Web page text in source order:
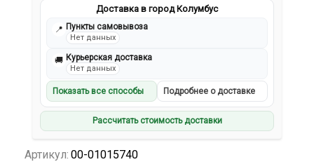
Доставка в город Колумбус
📍 Пункты самовывоза
Нет данных
🚚 Курьерская доставка
Нет данных
Показать все способы Подробнее о доставке
Рассчитать стоимость доставки
Артикул: 00-01015740